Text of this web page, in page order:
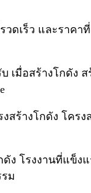
วดเร็ว และราคา
เมื่อสร้างโกดัง ส
สร้างโกดัง โครง
ดัง โรงงานที่แข็ง
ม